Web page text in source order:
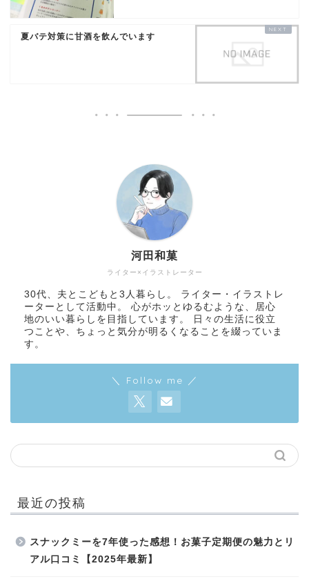
夏バテ対策に甘酒を飲んでいます
ライター×イラストレーター
河田和菓
30代、夫とこどもと3人暮らし。 ライター・イラストレ
ーターとして活動中。 心がホッとゆるむような、居心
地のいい暮らしを目指しています。 日々の生活に役立
つことや、ちょっと気分が明るくなることを綴っていま
す。
＼ Follow me ／
最近の投稿
スナックミーを7年使った感想！お菓子定期便の魅力とリ
アル口コミ【2025年最新】